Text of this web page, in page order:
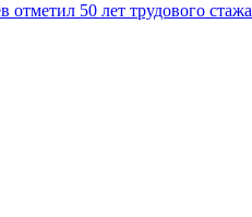
отметил 50 лет трудового стажа